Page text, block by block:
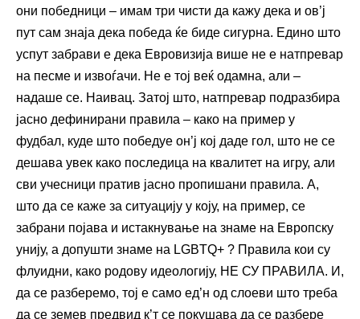
они победници – имам три чисти да кажу дека и ов’ј
пут сам знаја дека победа ќе биде сигурна. Едино што
успут забрави е дека Евровизија више не е натпревар
на песме и извоѓачи. Не е тој веќ одамна, али –
надаше се. Наивац. Затој што, натпревар подразбира
јасно дефинирани правила – како на пример у
фудбал, куде што победуе он’ј кој даде гол, што не се
дешава увек како последица на квалитет на игру, али
сви учесници пратив јасно пропишани правила. А,
што да се каже за ситуацију у коју, на пример, се
забрани појава и истакнување на знаме на Европску
унију, а допушти знаме на LGBTQ+ ? Правила кои су
флуидни, како родову идеологију, НЕ СУ ПРАВИЛА. И,
да се разберемо, тој е само ед’н од слоеви што треба
да се земев предвид к’т се покушава да се разбере